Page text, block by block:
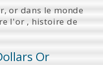
,or dans le monde
l'or , histoire de
Or